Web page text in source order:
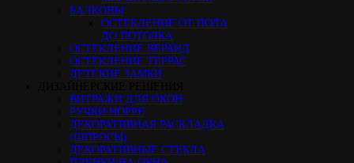
БАЛКОНЫ
ОСТЕКЛЕНИЕ ОТ ПОЛА
ДО ПОТОЛКА
ОСТЕКЛЕНИЕ ВЕРАНД
ОСТЕКЛЕНИЕ ТЕРРАС
ДЕТСКИЕ ЗАМКИ
ВИТРАЖИ ДЛЯ ОКОН
РУЧКИ HOPPE
ДЕКОРАТИВНАЯ РАСКЛАДКА
(ШПРОСЫ)
ДЕКОРАТИВНЫЕ СТЕКЛА